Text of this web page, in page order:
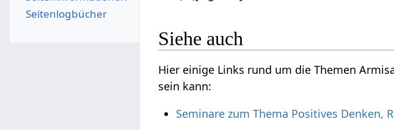
Siehe auch
Hier einige Links rund um die Themen
sein kann:
Seminare zum Thema Positives Denken,
Seitenlogbücher